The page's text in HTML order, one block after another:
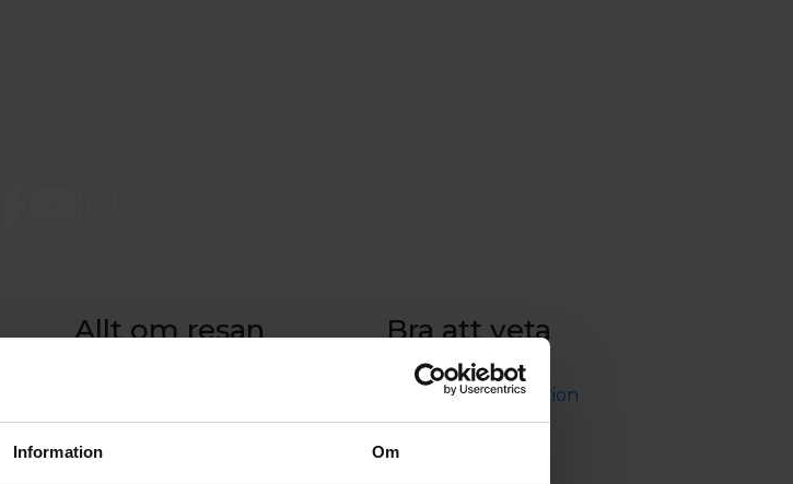
Information Om
Allt om resan
Ombord
Resebroschyr
Bra att veta
Trafikinformation
Viktig reseinformation
Bokningsvillkor
Cargo